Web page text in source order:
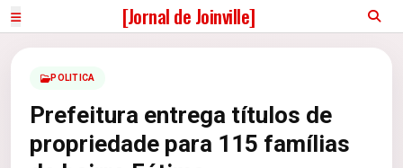
[Jornal de Joinville]
POLITICA
Prefeitura entrega títulos de
propriedade para 115 famílias